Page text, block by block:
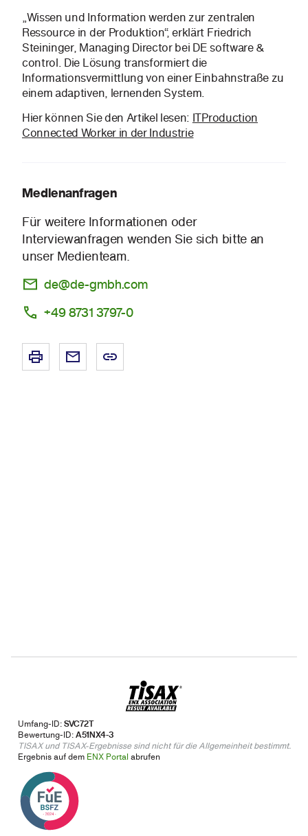
„Wissen und Information werden zur zentralen
Ressource in der Produktion“, erklärt Friedrich
Steininger, Managing Director bei DE software &
control. Die Lösung transformiert die
Informationsvermittlung von einer Einbahnstraße zu
einem adaptiven, lernenden System.
Hier können Sie den Artikel lesen: ITProduction
Connected Worker in der Industrie
Medienanfragen
Für weitere Informationen oder
Interviewanfragen wenden Sie sich bitte an
unser Medienteam.
de@de-gmbh.com
+49 8731 3797-0
Umfang-ID:SVC72T
Bewertung-ID:A51NX4-3
TISAX und TISAX-Ergebnisse sind nicht für die Allgemeinheit bestimmt.
Ergebnis auf dem ENX Portal abrufen